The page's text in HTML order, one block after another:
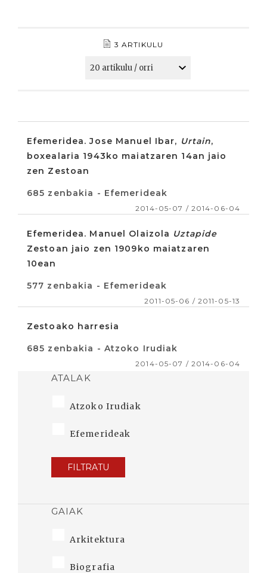
3 ARTIKULU
Efemeridea. Jose Manuel Ibar, Urtain,
boxealaria 1943ko maiatzaren 14an jaio
zen Zestoan
685 zenbakia - Efemerideak
2014-05-07 / 2014-06-04
Efemeridea. Manuel Olaizola Uztapide
Zestoan jaio zen 1909ko maiatzaren
10ean
577 zenbakia - Efemerideak
2011-05-06 / 2011-05-13
Zestoako harresia
685 zenbakia - Atzoko Irudiak
2014-05-07 / 2014-06-04
ATALAK
Atzoko Irudiak
Efemerideak
FILTRATU
GAIAK
Arkitektura
Biografia